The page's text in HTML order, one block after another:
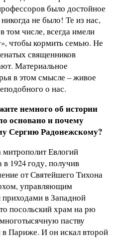
было достойное
не было! Те из нас,
том числе, всегда имели
чтобы кормить семью. Не
священников
Материальное
в этом смысле – живое
о нас.
немного об истории
основано и почему
Сергию Радонежскому?
митрополит Евлогий
1924 году, получив
от Святейшего Тихона
управляющим
в Западной
посольский храм на рю
паству
Париже. И он искал второй